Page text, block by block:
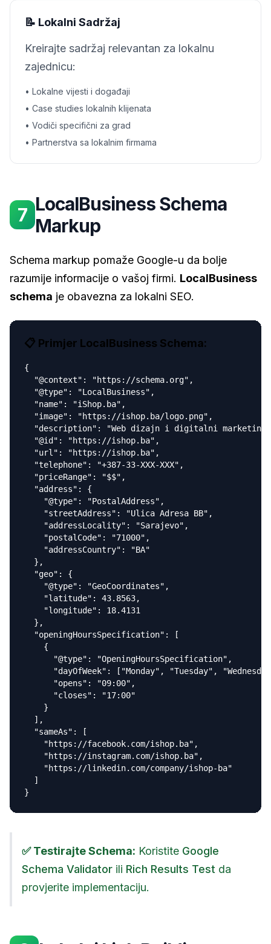
📝 Lokalni Sadržaj
Kreirajte sadržaj relevantan za lokalnu
zajednicu:
• Lokalne vijesti i događaji
• Case studies lokalnih klijenata
• Vodiči specifični za grad
• Partnerstva sa lokalnim firmama
7 LocalBusiness Schema
Markup
Schema markup pomaže Google-u da bolje
razumije informacije o vašoj firmi. LocalBusiness
schema je obavezna za lokalni SEO.
📋 Primjer LocalBusiness Schema:
{
  "@context": "https://schema.org",
  "@type": "LocalBusiness",
  "name": "iShop.ba",
  "image": "https://ishop.ba/logo.png",
"description": "Web dizajn i digitalni marketing
  "@id": "https://ishop.ba",
  "url": "https://ishop.ba",
  "telephone": "+387-33-XXX-XXX",
  "priceRange": "$$",
  "address": {
    "@type": "PostalAddress",
    "streetAddress": "Ulica Adresa BB",
    "addressLocality": "Sarajevo",
    "postalCode": "71000",
    "addressCountry": "BA"
  },
  "geo": {
    "@type": "GeoCoordinates",
    "latitude": 43.8563,
    "longitude": 18.4131
  },
  "openingHoursSpecification": [
    {
      "@type": "OpeningHoursSpecification",
"dayOfWeek": ["Monday", "Tuesday",
      "opens": "09:00",
      "closes": "17:00"
    }
  ],
  "sameAs": [
    "https://facebook.com/ishop.ba",
    "https://instagram.com/ishop.ba",
    "https://linkedin.com/company/ishop-ba"
  ]
}
✅ Testirajte Schema: Koristite Google
Schema Validator ili Rich Results Test da
provjerite implementaciju.